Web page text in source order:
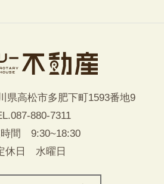
高松市多肥下町1593番地9
087-880-7311
間 9:30~18:30
休日 水曜日